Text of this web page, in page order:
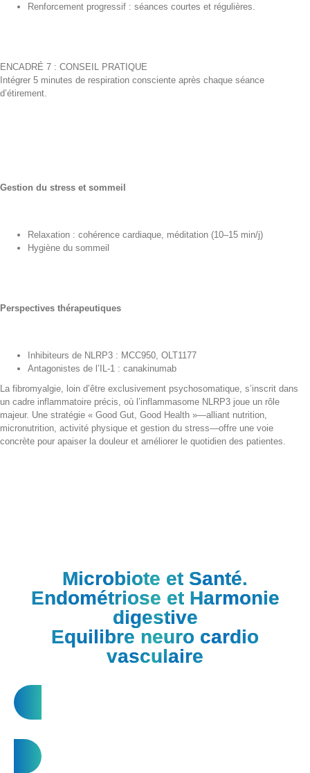
Renforcement progressif : séances courtes et régulières.
ENCADRÉ 7 : CONSEIL PRATIQUE
Intégrer 5 minutes de respiration consciente après chaque séance
d’étirement.
Gestion du stress et sommeil
Relaxation : cohérence cardiaque, méditation (10–15 min/j)
Hygiène du sommeil
Perspectives thérapeutiques
Inhibiteurs de NLRP3 : MCC950, OLT1177
Antagonistes de l’IL-1 : canakinumab
La fibromyalgie, loin d’être exclusivement psychosomatique, s’inscrit dans
un cadre inflammatoire précis, où l’inflammasome NLRP3 joue un rôle
majeur. Une stratégie « Good Gut, Good Health »—alliant nutrition,
micronutrition, activité physique et gestion du stress—offre une voie
concrète pour apaiser la douleur et améliorer le quotidien des patientes.
Microbiote et Santé.
Endométriose et Harmonie
digestive
Equilibre neuro cardio
vasculaire